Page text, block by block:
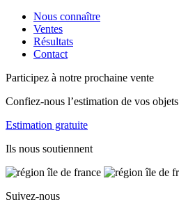
Nous connaître
Ventes
Résultats
Contact
Participez à notre prochaine vente
Confiez-nous l’estimation de vos objets
Estimation gratuite
Ils nous soutiennent
Suivez-nous